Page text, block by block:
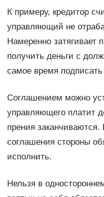
К примеру, кредитор
управляющий не
Намеренно затягивает
получить деньги с
самое время
Соглашением можно
управляющего платит
прения
соглашения стороны
исполнить.
Нельзя в